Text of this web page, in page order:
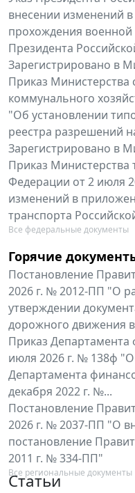
внесении изменений
прохождения
Президента
Зарегистрировано в
Приказ
коммунального
"Об установлении
реестра разрешений
Зарегистрировано в
Приказ Министерства
Федерации от 2 июля
изменений в
транспорта
Все федеральные документы
Горячие
Постановление
2026 г. № 2012-ПП "О
утверждении
дорожного движения
Приказ Департамента
июля 2026 г. № 138ф
Департамента
декабря 2022 г. №...
Постановление
2026 г. № 2037-ПП "О
постановление
2011 г. № 334-ПП"
Все региональные документы
Статьи